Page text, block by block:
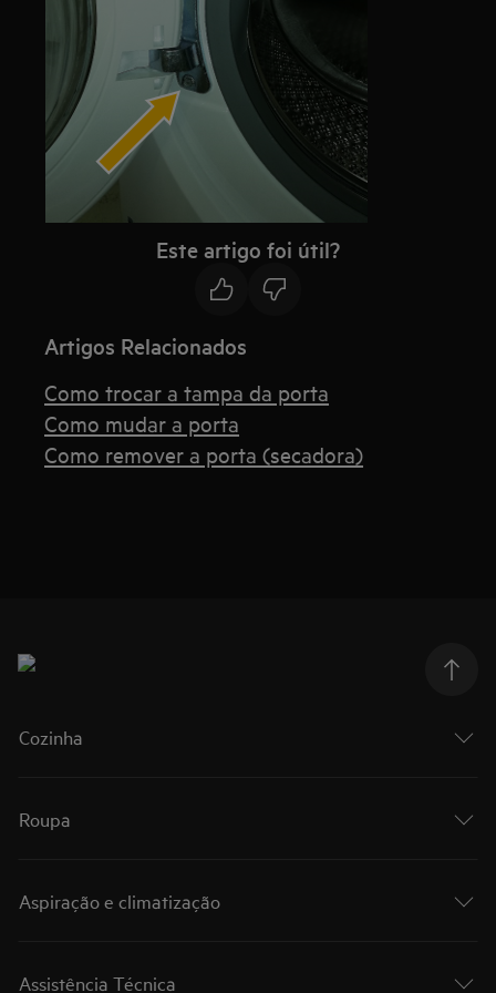
Este artigo foi útil?
Artigos Relacionados
Como trocar a tampa da porta
Como mudar a porta
Como remover a porta (secadora)
Cozinha
Roupa
Aspiração e climatização
Assistência Técnica